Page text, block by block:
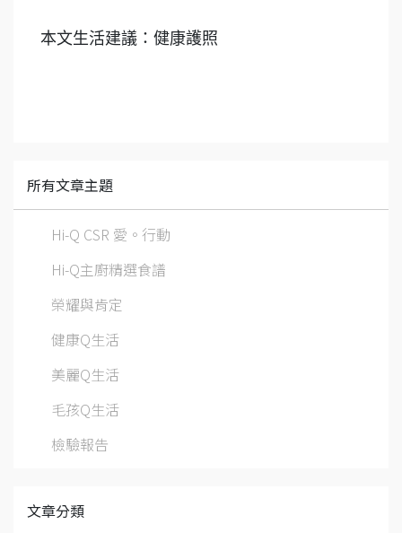
本文生活建議：健康護照
所有文章主題
Hi-Q CSR 愛。行動
Hi-Q主廚精選食譜
榮耀與肯定
健康Q生活
美麗Q生活
毛孩Q生活
檢驗報告
文章分類